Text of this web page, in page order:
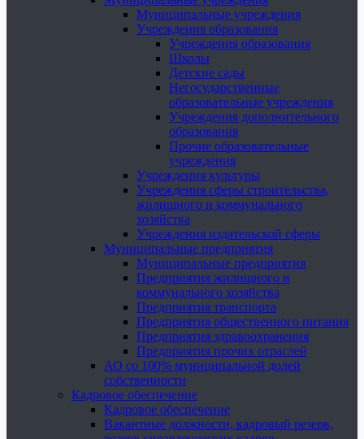
Муниципальные учреждения
Учреждения образования
Учреждения образования
Школы
Детские сады
Негосударственные
образовательные учреждения
Учреждения дополнительного
образования
Прочие образовательные
учреждения
Учреждения культуры
Учреждения сферы строительства,
жилищного и коммунального
хозяйства
Учреждения издательской сферы
Муниципальные предприятия
Муниципальные предприятия
Предприятия жилищного и
коммунального хозяйства
Предприятия транспорта
Предприятия общественного питания
Предприятия здравоохранения
Предприятия прочих отраслей
АО со 100% муниципальной долей
собственности
Кадровое обеспечение
Кадровое обеспечение
Вакантные должности, кадровый резерв,